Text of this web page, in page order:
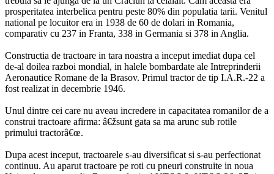
prosperitatea interbelica pentru peste 80% din populatia tarii. Venitul
national pe locuitor era in 1938 de 60 de dolari in Romania,
comparativ cu 237 in Franta, 338 in Germania si 378 in Anglia.
Constructia de tractoare in tara noastra a inceput imediat dupa cel
de-al doilea razboi mondial, in halele bombardate ale Intreprinderii
Aeronautice Romane de la Brasov. Primul tractor de tip I.A.R.-22 a
fost realizat in decembrie 1946.
Unul dintre cei care nu aveau incredere in capacitatea romanilor de a
construi tractoare afirma: â€žsunt gata sa ma arunc sub rotile
primului tractorâ€œ.
Dupa acest inceput, tractoarele s-au diversificat si s-au perfectionat
continuu. Au aparut tractoare pe roti cu pneuri construite in noua